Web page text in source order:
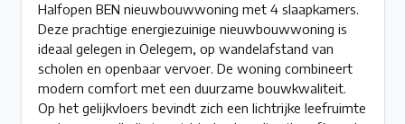
Halfopen BEN nieuwbouwwoning met 4 slaapkamers.
Deze prachtige energiezuinige nieuwbouwwoning is
ideaal gelegen in Oelegem, op wandelafstand van
scholen en openbaar vervoer. De woning combineert
modern comfort met een duurzame bouwkwaliteit.
Op het gelijkvloers bevindt zich een lichtrijke leefruimte